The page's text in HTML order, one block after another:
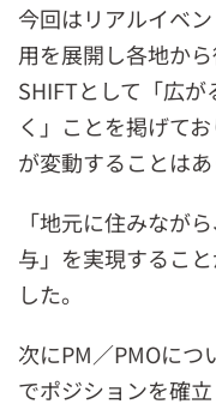
今回はリアルイベ
用を展開し各地から
SHIFTとして「広
く」ことを掲げて
が変動することはあ
「地元に住みなが
与」を実現するこ
した。
次にPM／PMOにつ
でポジションを確